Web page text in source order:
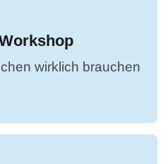
wirklich brauchen